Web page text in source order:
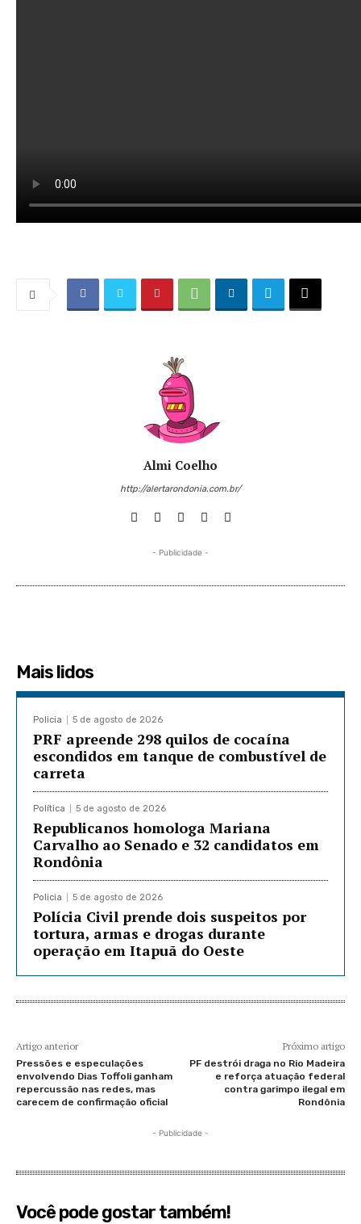
Almi Coelho
http://alertarondonia.com.br/
- Publicidade -
Mais lidos
Policia 5 de agosto de 2026
PRF apreende 298 quilos de cocaína
escondidos em tanque de combustível de
carreta
Política 5 de agosto de 2026
Republicanos homologa Mariana
Carvalho ao Senado e 32 candidatos em
Rondônia
Policia 5 de agosto de 2026
Polícia Civil prende dois suspeitos por
tortura, armas e drogas durante
operação em Itapuã do Oeste
Artigo anterior
Pressões e especulações
envolvendo Dias Toffoli ganham
repercussão nas redes, mas
carecem de confirmação oficial
Próximo artigo
PF destrói draga no Rio Madeira
e reforça atuação federal
contra garimpo ilegal em
Rondônia
- Publicidade -
Você pode gostar também!